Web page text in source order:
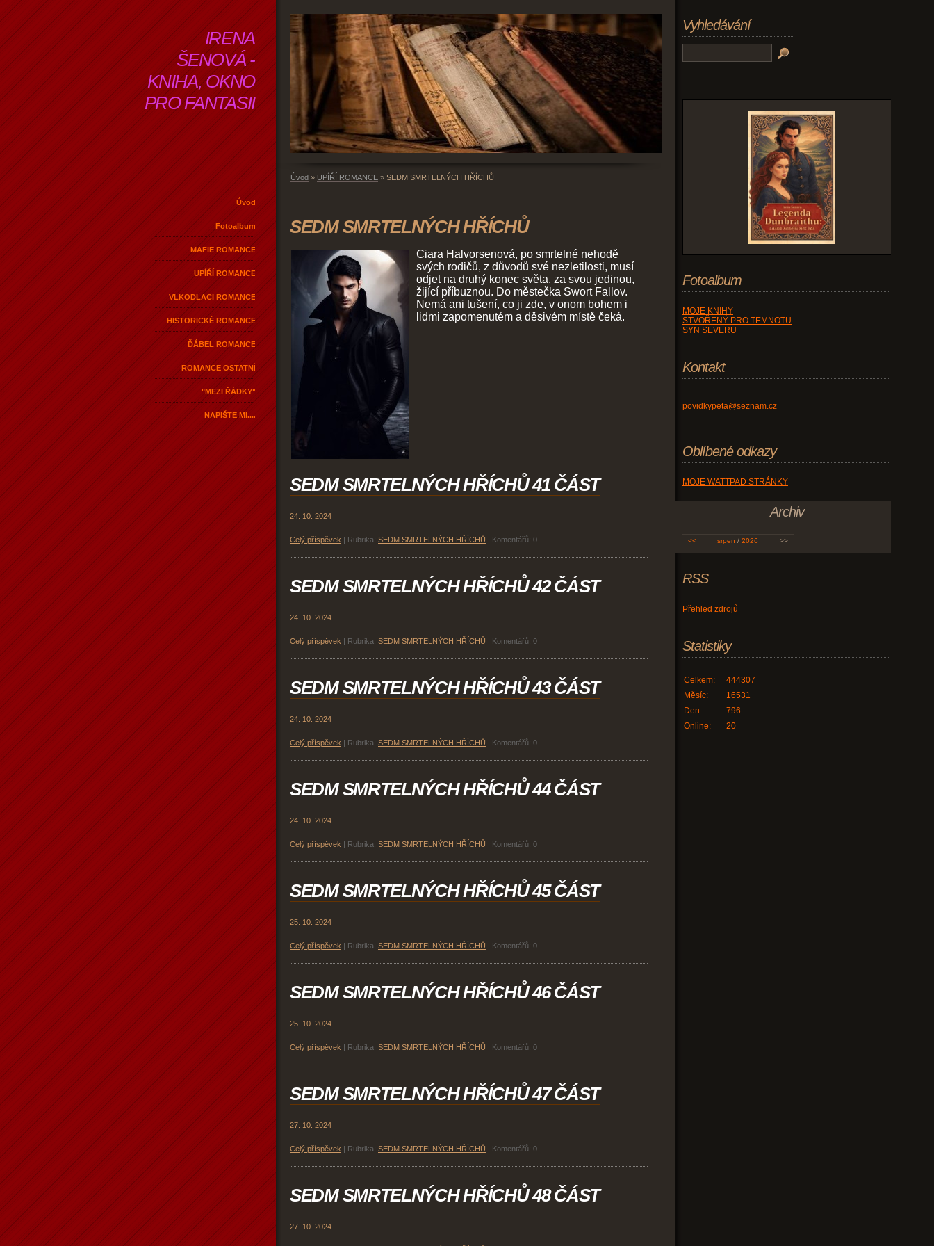
IRENA
ŠENOVÁ -
KNIHA, OKNO
PRO FANTASII
Úvod
Fotoalbum
MAFIE ROMANCE
UPÍŘÍ ROMANCE
VLKODLACI ROMANCE
HISTORICKÉ ROMANCE
ĎÁBEL ROMANCE
ROMANCE OSTATNÍ
"MEZI ŘÁDKY"
NAPIŠTE MI....
Úvod » UPÍŘÍ ROMANCE » SEDM SMRTELNÝCH HŘÍCHŮ
SEDM SMRTELNÝCH HŘÍCHŮ
Ciara Halvorsenová, po smrtelné nehodě
svých rodičů, z důvodů své nezletilosti, musí
odjet na druhý konec světa, za svou jedinou,
žijící příbuznou. Do městečka Swort Fallov.
Nemá ani tušení, co ji zde, v onom bohem i
lidmi zapomenutém a děsivém místě čeká.
SEDM SMRTELNÝCH HŘÍCHŮ 41 ČÁST
24. 10. 2024
Celý příspěvek | Rubrika: SEDM SMRTELNÝCH HŘÍCHŮ | Komentářů: 0
SEDM SMRTELNÝCH HŘÍCHŮ 42 ČÁST
24. 10. 2024
Celý příspěvek | Rubrika: SEDM SMRTELNÝCH HŘÍCHŮ | Komentářů: 0
SEDM SMRTELNÝCH HŘÍCHŮ 43 ČÁST
24. 10. 2024
Celý příspěvek | Rubrika: SEDM SMRTELNÝCH HŘÍCHŮ | Komentářů: 0
SEDM SMRTELNÝCH HŘÍCHŮ 44 ČÁST
24. 10. 2024
Celý příspěvek | Rubrika: SEDM SMRTELNÝCH HŘÍCHŮ | Komentářů: 0
SEDM SMRTELNÝCH HŘÍCHŮ 45 ČÁST
25. 10. 2024
Celý příspěvek | Rubrika: SEDM SMRTELNÝCH HŘÍCHŮ | Komentářů: 0
SEDM SMRTELNÝCH HŘÍCHŮ 46 ČÁST
25. 10. 2024
Celý příspěvek | Rubrika: SEDM SMRTELNÝCH HŘÍCHŮ | Komentářů: 0
SEDM SMRTELNÝCH HŘÍCHŮ 47 ČÁST
27. 10. 2024
Celý příspěvek | Rubrika: SEDM SMRTELNÝCH HŘÍCHŮ | Komentářů: 0
SEDM SMRTELNÝCH HŘÍCHŮ 48 ČÁST
27. 10. 2024
Vyhledávání
Fotoalbum
MOJE KNIHY
STVOŘENÝ PRO TEMNOTU
SYN SEVERU
Kontakt
povidkypeta@seznam.cz
Oblíbené odkazy
MOJE WATTPAD STRÁNKY
Archiv
<< srpen / 2026 >>
RSS
Přehled zdrojů
Statistiky
Online: 20
Celkem:
444307
Měsíc:
16531
Den:
796